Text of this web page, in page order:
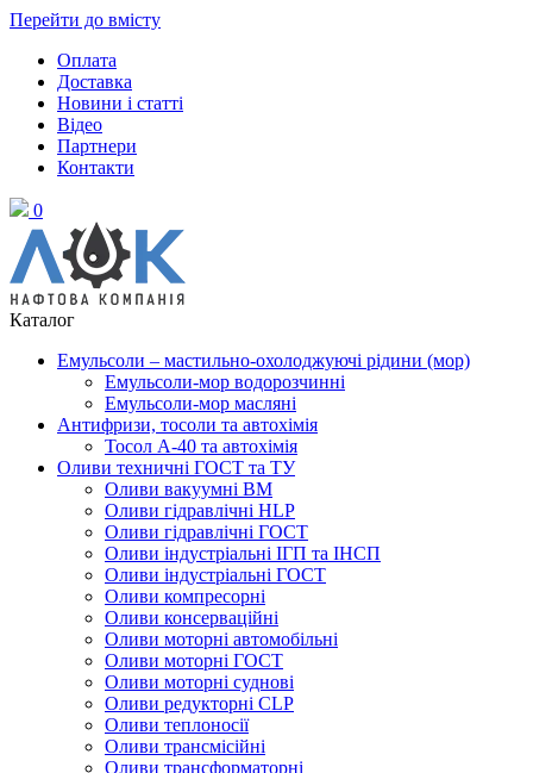
Перейти до вмісту
Оплата
Доставка
Новини і статті
Відео
Партнери
Контакти
0
Каталог
Емульсоли – мастильно-охолоджуючі рідини (мор)
Емульсоли-мор водорозчинні
Емульсоли-мор масляні
Антифризи, тосоли та автохімія
Тосол А-40 та автохімія
Оливи техничні ГОСТ та ТУ
Оливи вакуумні ВМ
Оливи гідравлічні HLP
Оливи гідравлічні ГОСТ
Оливи індустріальні ІГП та ІНСП
Оливи індустріальні ГОСТ
Оливи компресорні
Оливи консерваційні
Оливи моторні автомобільні
Оливи моторні ГОСТ
Оливи моторні суднові
Оливи редукторні CLP
Оливи теплоносії
Оливи трансмісійні
Оливи трансформаторні